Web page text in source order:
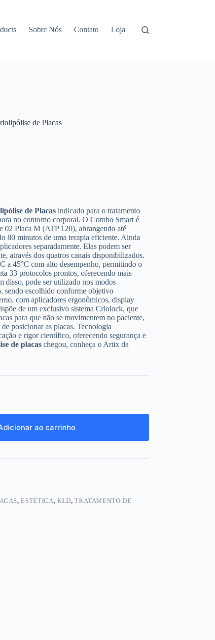
Sobre Nós Contato Loja
de Placas
de Placasindicado para o tratamento
no contorno corporal. O Combo Smart é
Placa M (ATP 120), abrangendo até
80 minutos de uma terapia eficiente. Ainda
separadamente. Elas podem ser
através dos quatros canais disponibilizados.
a 45°C com alto desempenho, permitindo o
33 protocolos prontos, oferecendo mais
disso, pode ser utilizado nos modos
sendo escolhido conforme objetivo
com aplicadores ergonômicos, display
de um exclusivo sistema Criolock, que
para que não se movimentem no paciente,
posicionar as placas. Tecnologia
e rigor científico, oferecendo segurança e
de placaschegou, conheça o Artix da
ao carrinho
,ESTÉTICA, KLD,TRATAMENTO DE